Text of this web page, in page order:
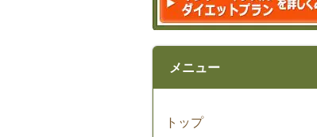
メニュー
トップ